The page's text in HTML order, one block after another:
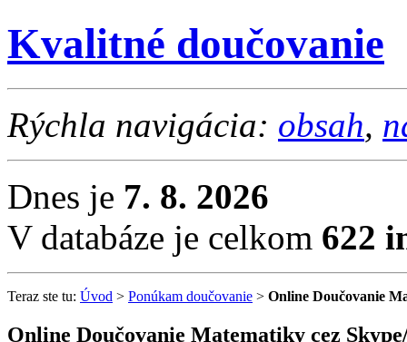
Kvalitné doučovanie
Rýchla navigácia: obsah,
Dnes je 7. 8. 2026
V databáze je celkom 622
Teraz ste tu: Úvod > Ponúkam doučovanie > Online Doučovanie
Online Doučovanie Matematiky cez